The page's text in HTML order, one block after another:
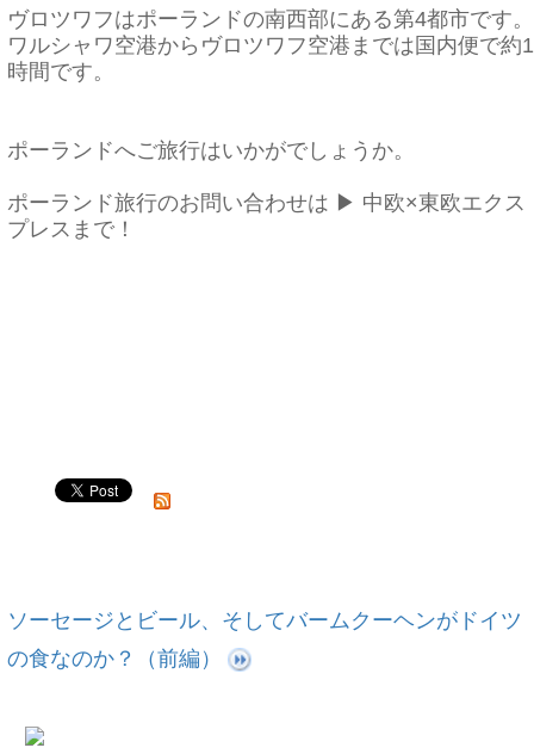
ヴロツワフはポーランドの南西部にある第4都市です。
ワルシャワ空港から ヴロツワフ空港までは国内便で約1
時間です。
ポーランドへご旅行はいかがでしょうか。
ポーランド旅行のお問い合わせは ▶ 中欧×東欧エクス
プレスまで！
ソーセージとビール、そしてバームクーヘンがドイツ
の食なのか？（前編）